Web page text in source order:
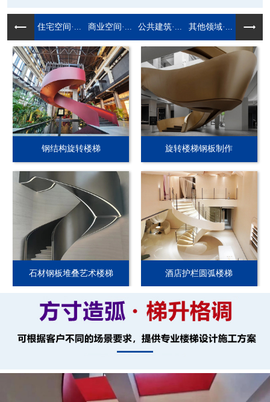
住宅空间·... 商业空间·... 公共建筑·... 其他领域·...
钢结构旋转楼梯 旋转楼梯钢板制作
石材钢板堆叠艺术楼梯 酒店护栏圆弧楼梯